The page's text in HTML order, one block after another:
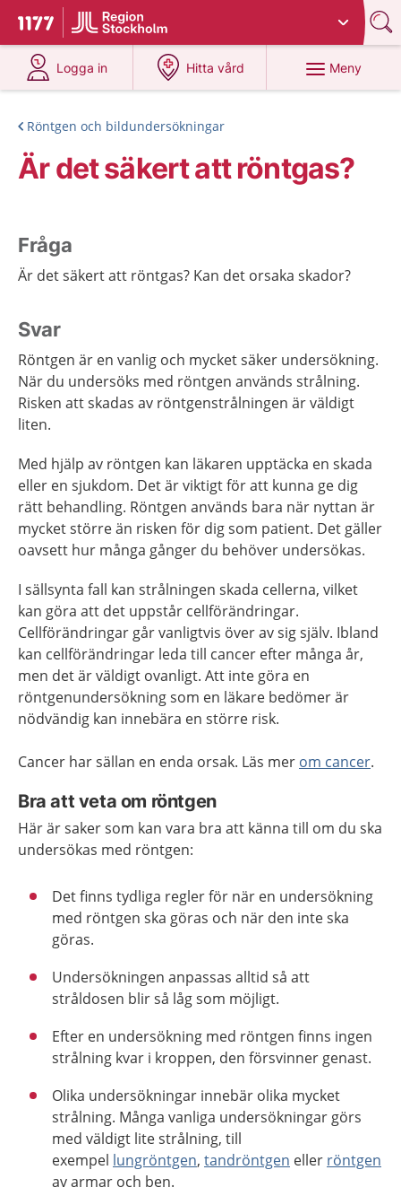
Till startsidan för 1177
Du har valt region
Logga in
på 1177.se
Hitta vård
på 1177.se
Meny
Röntgen och bildundersökningar
Är det säkert att röntgas?
Fråga
Är det säkert att röntgas? Kan det orsaka skador?
Svar
Röntgen är en vanlig och mycket säker undersökning.
När du undersöks med röntgen används strålning.
Risken att skadas av röntgenstrålningen är väldigt
liten.
Med hjälp av röntgen kan läkaren upptäcka en skada
eller en sjukdom. Det är viktigt för att kunna ge dig
rätt behandling. Röntgen används bara när nyttan är
mycket större än risken för dig som patient. Det gäller
oavsett hur många gånger du behöver undersökas.
I sällsynta fall kan strålningen skada cellerna, vilket
kan göra att det uppstår cellförändringar.
Cellförändringar går vanligtvis över av sig själv. Ibland
kan cellförändringar leda till cancer efter många år,
men det är väldigt ovanligt. Att inte göra en
röntgenundersökning som en läkare bedömer är
nödvändig kan innebära en större risk.
Cancer har sällan en enda orsak. Läs mer om cancer.
Bra att veta om röntgen
Här är saker som kan vara bra att känna till om du ska
undersökas med röntgen:
Det finns tydliga regler för när en undersökning
med röntgen ska göras och när den inte ska
göras.
Undersökningen anpassas alltid så att
stråldosen blir så låg som möjligt.
Efter en undersökning med röntgen finns ingen
strålning kvar i kroppen, den försvinner genast.
Olika undersökningar innebär olika mycket
strålning. Många vanliga undersökningar görs
med väldigt lite strålning, till
exempel lungröntgen, tandröntgen eller röntgen
av armar och ben.